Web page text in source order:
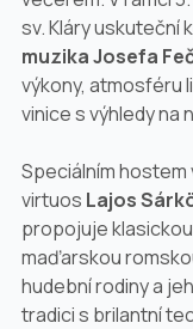
sv. Kláry uskuteční
muzika Josefa
výkony, atmosféru
vinice s výhledy na
Speciálním
virtuos Lajos
propojuje
maďarskou
hudební rodiny a
tradici s brilantní